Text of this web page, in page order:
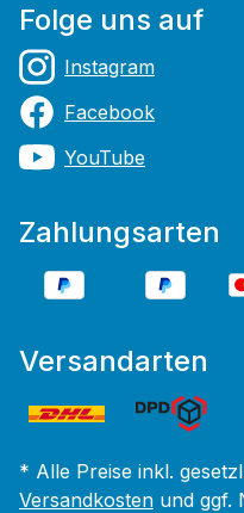
Folge uns auf
Instagram
Facebook
YouTube
Zahlungsarten
Versandarten
* Alle Preise inkl.
Versandkosten und ggf.